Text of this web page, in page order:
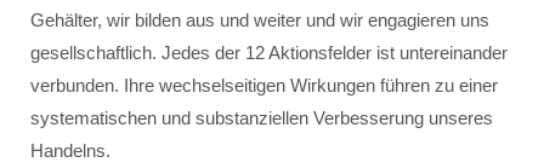
Gehälter, wir bilden aus und weiter und wir engagieren uns
gesellschaftlich. Jedes der 12 Aktionsfelder ist untereinander
verbunden. Ihre wechselseitigen Wirkungen führen zu einer
systematischen und substanziellen Verbesserung unseres
Handelns.